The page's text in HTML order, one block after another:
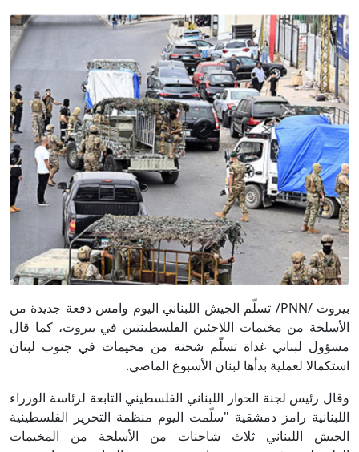
بيروت /PNN/ تسلّم الجيش اللبناني اليوم وامس دفعة جديدة من
الأسلحة من مخيمات اللاجئين الفلسطينيين في بيروت، كما قال
مسؤول لبناني غداة تسلّم شحنة من مخيمات في جنوب لبنان
استكمالا لعملية بدأها لبنان الأسبوع الماضي.
وقال رئيس لجنة الحوار اللبناني الفلسطيني التابعة لرئاسة الوزراء
اللبنانية رامز دمشقية "سلّمت اليوم منظمة التحرير الفلسطينية
الجيش اللبناني ثلاث شاحنات من الأسلحة من المخيمات